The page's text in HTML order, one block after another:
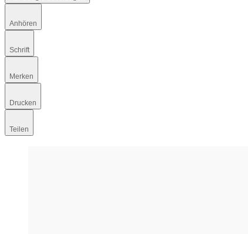
Anhören
Schrift
Merken
Drucken
Teilen